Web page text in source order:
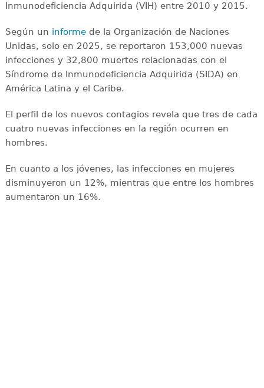
Inmunodeficiencia Adquirida (VIH) entre 2010 y 2015.
Según un informede la Organización de Naciones
Unidas, solo en 2025, se reportaron 153,000 nuevas
infecciones y 32,800 muertes relacionadas con el
Síndrome de Inmunodeficiencia Adquirida (SIDA) en
América Latina y el Caribe.
El perfil de los nuevos contagios revela que tres de cada
cuatro nuevas infecciones en la región ocurren en
hombres.
En cuanto a los jóvenes, las infecciones en mujeres
disminuyeron un 12%, mientras que entre los hombres
aumentaron un 16%.